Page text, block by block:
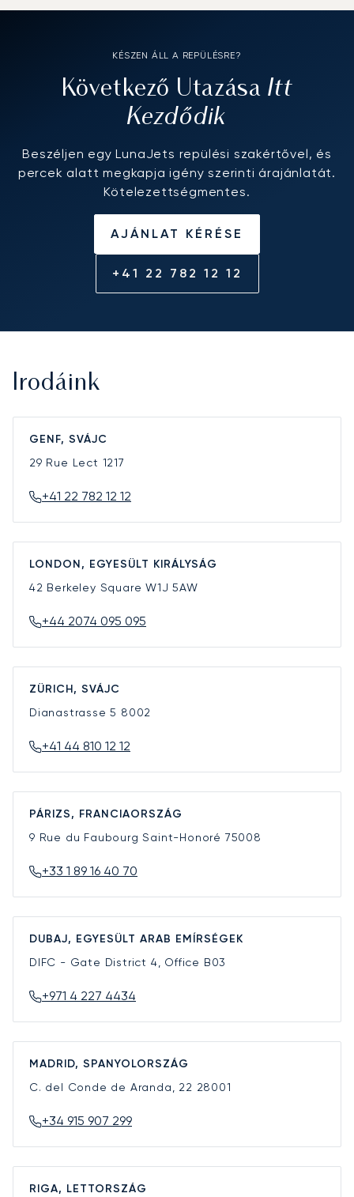
KÉSZEN ÁLL A REPÜLÉSRE?
Következő Utazása Itt
Kezdődik
Beszéljen egy LunaJets repülési szakértővel, és
percek alatt megkapja igény szerinti árajánlatát.
Kötelezettségmentes.
AJÁNLAT KÉRÉSE
+41 22 782 12 12
Irodáink
GENF, SVÁJC
29 Rue Lect 1217
+41 22 782 12 12
LONDON, EGYESÜLT KIRÁLYSÁG
42 Berkeley SquareW1J 5AW
+44 2074 095 095
ZÜRICH, SVÁJC
Dianastrasse 5 8002
+41 44 810 12 12
PÁRIZS, FRANCIAORSZÁG
9 Rue du Faubourg Saint-Honoré 75008
+33 1 89 16 40 70
DUBAJ, EGYESÜLT ARAB EMÍRSÉGEK
DIFC - Gate District 4, Office B03
+971 4 227 4434
MADRID, SPANYOLORSZÁG
C. del Conde de Aranda, 22 28001
+34 915 907 299
RIGA, LETTORSZÁG